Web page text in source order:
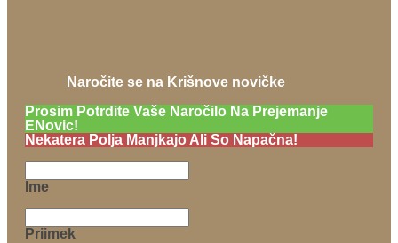
Naročite se na Krišnove novičke
Prosim Potrdite Vaše Naročilo Na Prejemanje
ENovic!
Nekatera Polja Manjkajo Ali So Napačna!
Ime
Priimek